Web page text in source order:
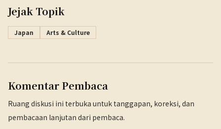
Jejak Topik
Japan Arts & Culture
Komentar Pembaca
Ruang diskusi ini terbuka untuk tanggapan, koreksi, dan
pembacaan lanjutan dari pembaca.